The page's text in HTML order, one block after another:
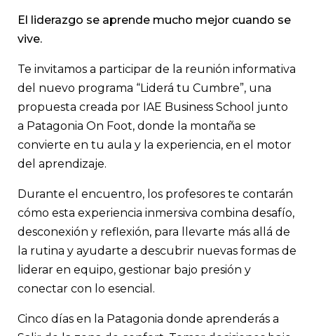
El liderazgo se aprende mucho mejor cuando se
vive.
Te invitamos a participar de la reunión informativa
del nuevo programa “Liderá tu Cumbre”, una
propuesta creada por IAE Business School junto
a Patagonia On Foot, donde la montaña se
convierte en tu aula y la experiencia, en el motor
del aprendizaje.
Durante el encuentro, los profesores te contarán
cómo esta experiencia inmersiva combina desafío,
desconexión y reflexión, para llevarte más allá de
la rutina y ayudarte a descubrir nuevas formas de
liderar en equipo, gestionar bajo presión y
conectar con lo esencial.
Cinco días en la Patagonia donde aprenderás a